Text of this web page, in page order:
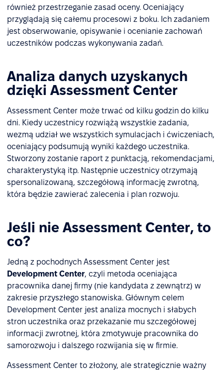
również przestrzeganie zasad oceny. Oceniający
przyglądają się całemu procesowi z boku. Ich zadaniem
jest obserwowanie, opisywanie i ocenianie zachowań
uczestników podczas wykonywania zadań.
Analiza danych uzyskanych
dzięki Assessment Center
Assessment Center może trwać od kilku godzin do kilku
dni. Kiedy uczestnicy rozwiążą wszystkie zadania,
wezmą udział we wszystkich symulacjach i ćwiczeniach,
oceniający podsumują wyniki każdego uczestnika.
Stworzony zostanie raport z punktacją, rekomendacjami,
charakterystyką itp. Następnie uczestnicy otrzymają
spersonalizowaną, szczegółową informację zwrotną,
która będzie zawierać zalecenia i plan rozwoju.
Jeśli nie Assessment Center, to
co?
Jedną z pochodnych Assessment Center jest
Development Center, czyli metoda oceniająca
pracownika danej firmy (nie kandydata z zewnątrz) w
zakresie przyszłego stanowiska. Głównym celem
Development Center jest analiza mocnych i słabych
stron uczestnika oraz przekazanie mu szczegółowej
informacji zwrotnej, która zmotywuje pracownika do
samorozwoju i dalszego rozwijania się w firmie.
Assessment Center to złożony, ale strategicznie ważny